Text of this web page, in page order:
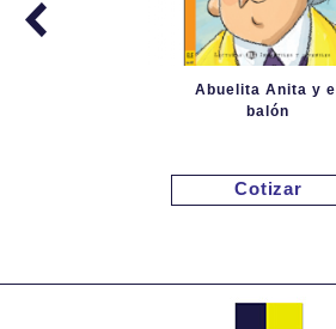
Abuelita Anita y el
balón
Cotizar